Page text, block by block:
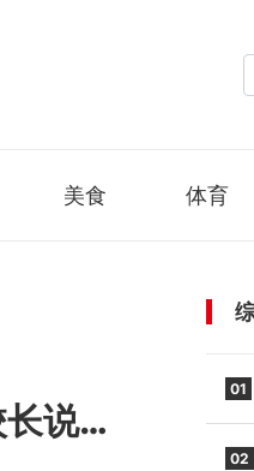
美食 体育
长说…
01
02